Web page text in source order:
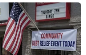
xả súng tại
tấn công khủng